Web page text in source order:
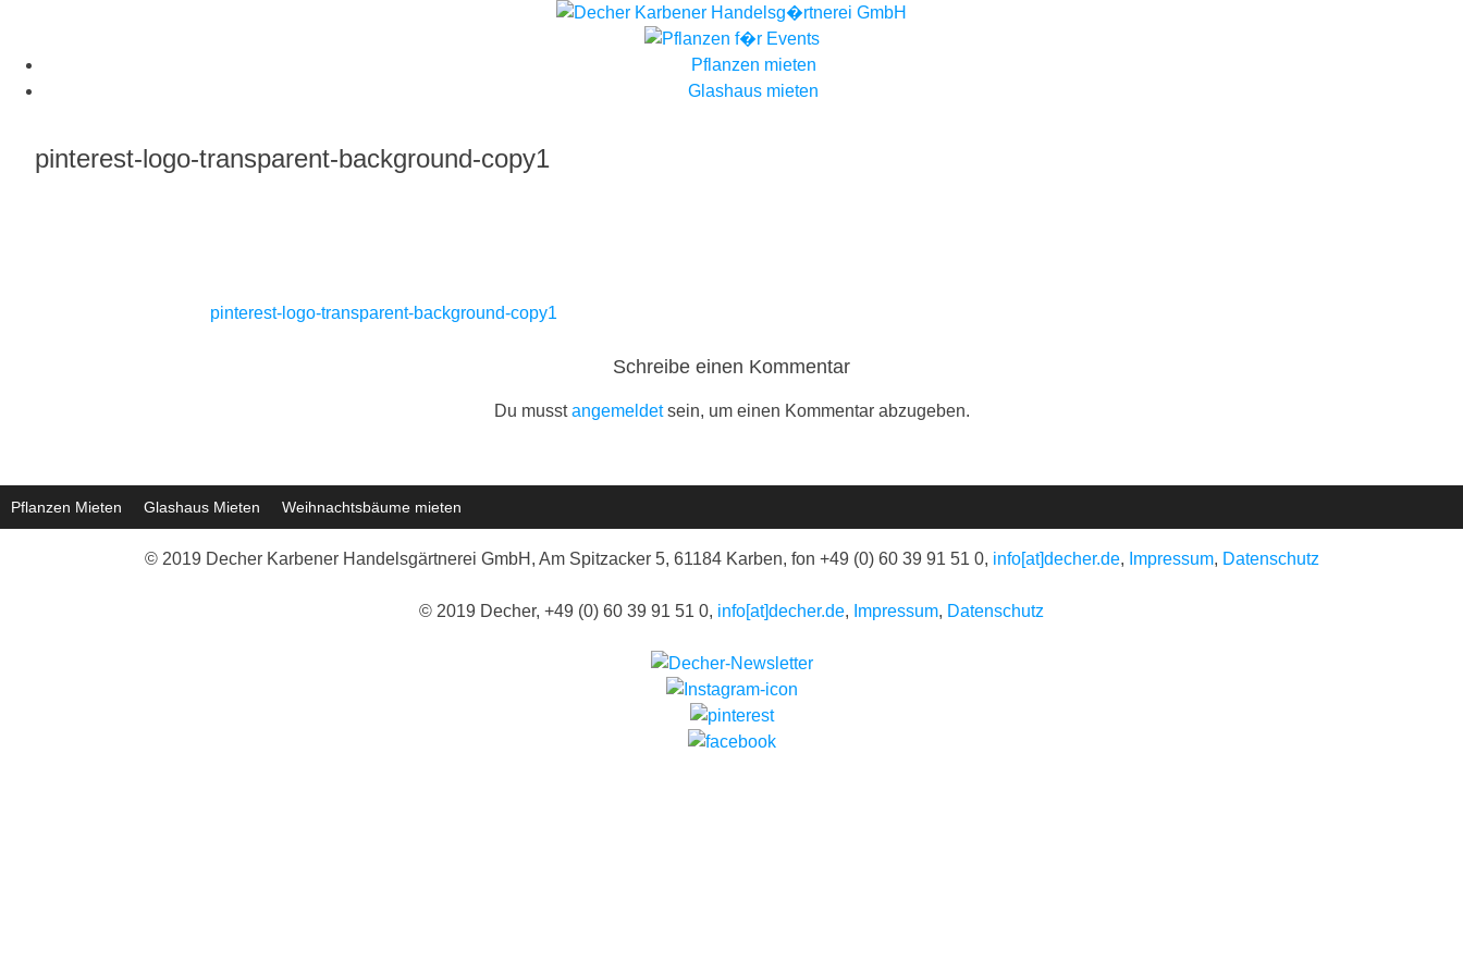
content
Pflanzen mieten
Glashaus mieten
pinterest-logo-transparent-background-copy1
pinterest-logo-transparent-background-copy1
Schreibe einen Kommentar
Du musstangemeldetsein, um einen Kommentar abzugeben.
Pflanzen Mieten Glashaus Mieten Weihnachtsbäume mieten
© 2019 Decher Karbener Handelsgärtnerei GmbH, Am Spitzacker 5, 61184 Karben, fon +49 (0) 60 39 91 51 0, info[at]decher.de, Impressum, Datenschutz
© 2019 Decher, +49 (0) 60 39 91 51 0, info[at]decher.de, Impressum, Datenschutz